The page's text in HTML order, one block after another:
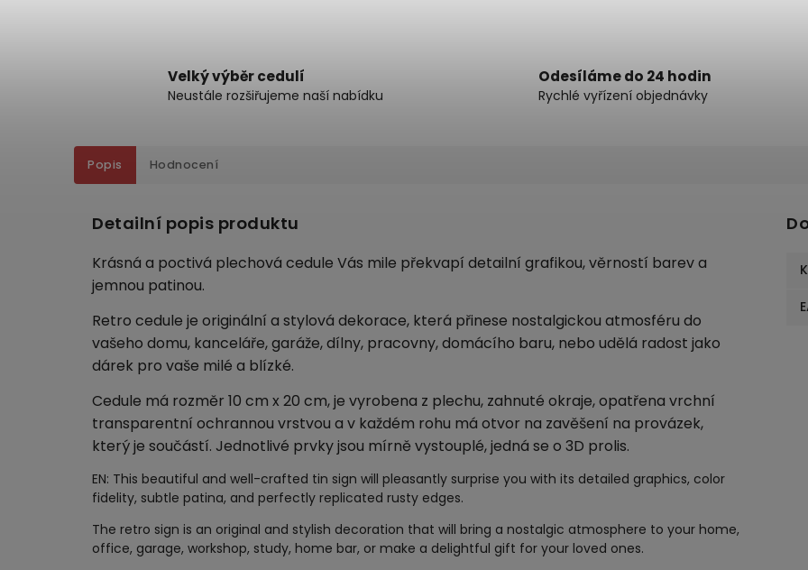
Velký výběr cedulí
Neustále rozšiřujeme naší nabídku
Odesíláme do 24 hodin
Rychlé vyřízení objednávky
Popis Hodnocení
Detailní popis produktu
Krásná a poctivá plechová cedule Vás mile překvapí detailní grafikou, věrností barev a
jemnou patinou.
Retro cedule je originální a stylová dekorace, která přinese nostalgickou atmosféru do
vašeho domu, kanceláře, garáže, dílny, pracovny, domácího baru, nebo udělá radost jako
dárek pro vaše milé a blízké.
Cedule má rozměr 10 cm x 20 cm, je vyrobena z plechu, zahnuté okraje, opatřena vrchní
transparentní ochrannou vrstvou a v každém rohu má otvor na zavěšení na provázek,
který je součástí. Jednotlivé prvky jsou mírně vystouplé, jedná se o 3D prolis.
EN: This beautiful and well-crafted tin sign will pleasantly surprise you with its detailed graphics, color
fidelity, subtle patina, and perfectly replicated rusty edges.
The retro sign is an original and stylish decoration that will bring a nostalgic atmosphere to your home,
office, garage, workshop, study, home bar, or make a delightful gift for your loved ones.